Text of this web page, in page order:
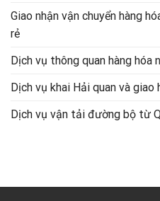
Giao nhận vận chuyển hàng
rẻ
Dịch vụ thông quan hàng hóa
Dịch vụ khai Hải quan và
Dịch vụ vận tải đường bộ từ